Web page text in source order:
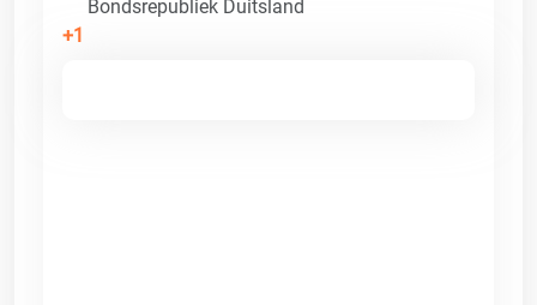
Bondsrepubliek Duitsland
+1